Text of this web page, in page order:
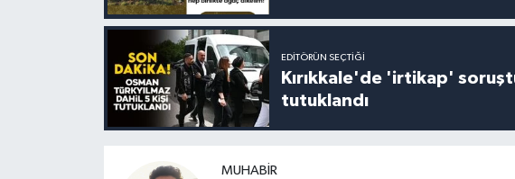
EDITÖRÜN SEÇTIĞI
Kırıkkale'de 'irtikap'
tutuklandı
MUHABIR